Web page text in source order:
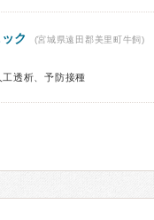
ク (宮城県遠田郡美里町牛飼)
透析、予防接種